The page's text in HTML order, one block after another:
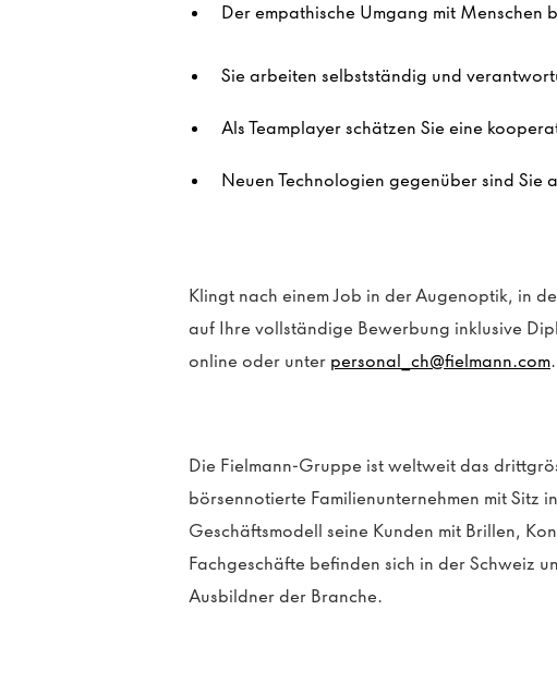
Der empathische Umgang mit Menschen
Sie arbeiten selbstständig und
Als Teamplayer schätzen Sie eine
Neuen Technologien gegenüber sind Sie
Klingt nach einem Job in der Augenoptik, in
auf Ihre vollständige Bewerbung inklusive
online oder unter personal_ch@fielmann.com.
Die Fielmann-Gruppe ist weltweit das
börsennotierte Familienunternehmen mit Sitz
Geschäftsmodell seine Kunden mit Brillen,
Fachgeschäfte befinden sich in der Schweiz
Ausbildner der Branche.